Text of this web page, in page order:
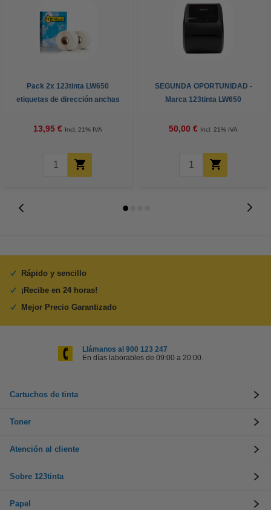
Pack 2x 123tinta LW650
etiquetas de dirección anchas
13,95 € Incl. 21% IVA
SEGUNDA OPORTUNIDAD -
Marca 123tinta LW650
50,00 € Incl. 21% IVA
Rápido y sencillo
¡Recibe en 24 horas!
Mejor Precio Garantizado
Llámanos al 900 123 247
En días laborables de 09:00 a 20:00.
Cartuchos de tinta
Toner
Atención al cliente
Sobre 123tinta
Papel